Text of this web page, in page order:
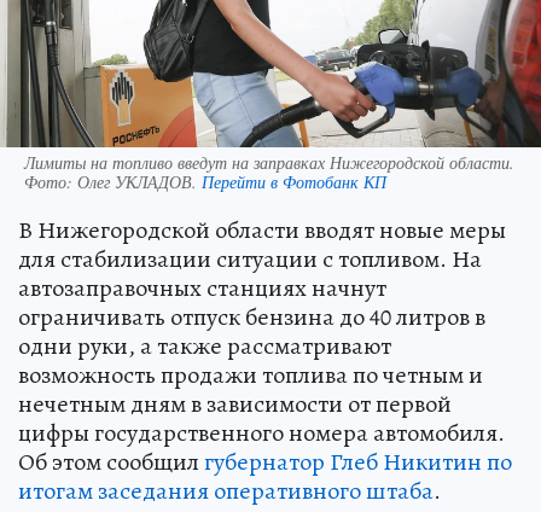
Лимиты на топливо введут на заправках Нижегородской области.
Фото: Олег УКЛАДОВ. Перейти в Фотобанк КП
В Нижегородской области вводят новые меры
для стабилизации ситуации с топливом. На
автозаправочных станциях начнут
ограничивать отпуск бензина до 40 литров в
одни руки, а также рассматривают
возможность продажи топлива по четным и
нечетным дням в зависимости от первой
цифры государственного номера автомобиля.
Об этом сообщилгубернатор Глеб Никитин по
итогам заседания оперативного штаба.